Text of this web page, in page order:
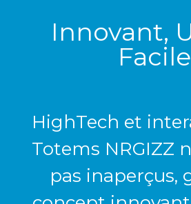
Innovant,
Facile
HighTech et
Totems NRGIZZ
pas inaperçus,